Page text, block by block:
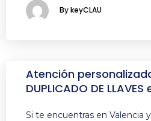
By keyCLAU
Atención
DUPLICADO DE
Si te encuentras en Valencia